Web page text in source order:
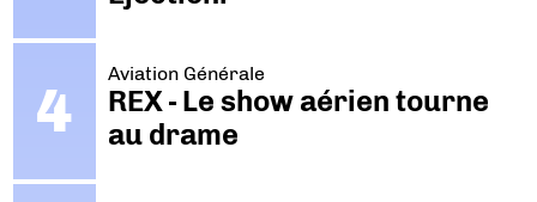
Aviation Générale
REX - Le show aérien tourne
au drame